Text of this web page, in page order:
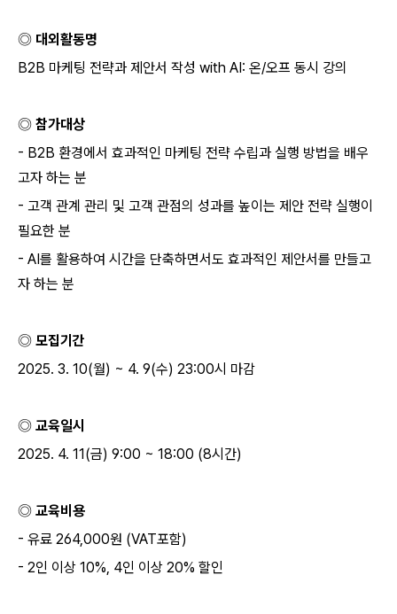
◎ 대외활동명
B2B 마케팅 전략과 제안서 작성 with AI: 온/오프 동시 강의
◎ 참가대상
- B2B 환경에서 효과적인 마케팅 전략 수립과 실행 방법을 배우
고자 하는 분
- 고객 관계 관리 및 고객 관점의 성과를 높이는 제안 전략 실행이
필요한 분
- AI를 활용하여 시간을 단축하면서도 효과적인 제안서를 만들고
자 하는 분
◎ 모집기간
2025. 3. 10(월) ~ 4. 9(수) 23:00시 마감
◎ 교육일시
2025. 4. 11(금) 9:00 ~ 18:00 (8시간)
◎ 교육비용
- 유료 264,000원 (VAT포함)
- 2인 이상 10%, 4인 이상 20% 할인